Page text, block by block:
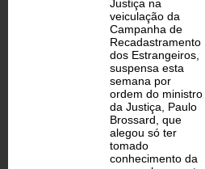
Justiça na
veiculação da
Campanha de
Recadastramento
dos Estrangeiros,
suspensa esta
semana por
ordem do ministro
da Justiça, Paulo
Brossard, que
alegou só ter
tomado
conhecimento da